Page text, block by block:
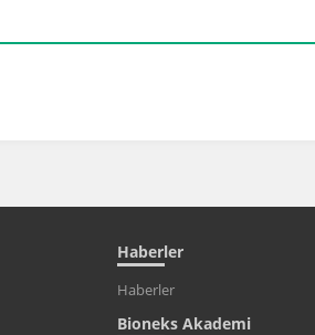
Haberler
Haberler
Bioneks Akademi